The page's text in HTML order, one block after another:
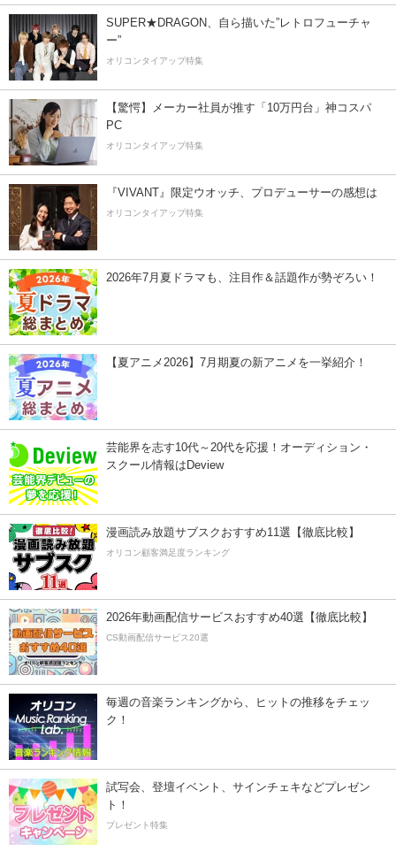
SUPER★DRAGON、自ら描いた”レトロフューチャ
ー”
オリコンタイアップ特集
【驚愕】メーカー社員が推す「10万円台」神コスパ
PC
オリコンタイアップ特集
『VIVANT』限定ウオッチ、プロデューサーの感想は
オリコンタイアップ特集
2026年7月夏ドラマも、注目作＆話題作が勢ぞろい！
【夏アニメ2026】7月期夏の新アニメを一挙紹介！
芸能界を志す10代～20代を応援！オーディション・
スクール情報はDeview
漫画読み放題サブスクおすすめ11選【徹底比較】
オリコン顧客満足度ランキング
2026年動画配信サービスおすすめ40選【徹底比較】
CS動画配信サービス20選
毎週の音楽ランキングから、ヒットの推移をチェッ
ク！
試写会、登壇イベント、サインチェキなどプレゼン
ト！
プレゼント特集